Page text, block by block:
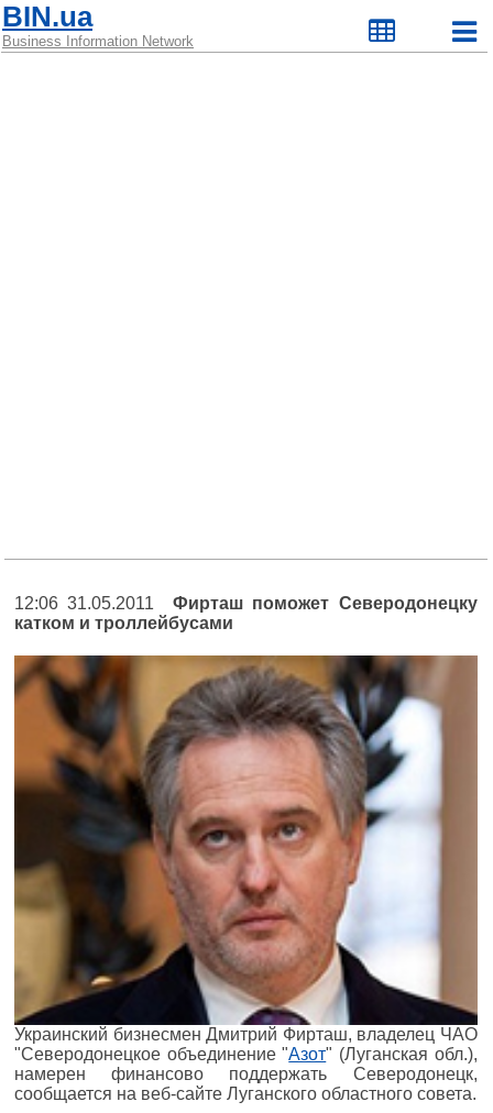
BIN.ua
Business Information Network
12:06 31.05.2011 Фирташ поможет Северодонецку
катком и троллейбусами
Украинский бизнесмен Дмитрий Фирташ, владелец ЧАО
"Северодонецкое объединение "Азот" (Луганская обл.),
намерен финансово поддержать Северодонецк,
сообщается на веб-сайте Луганского областного совета.